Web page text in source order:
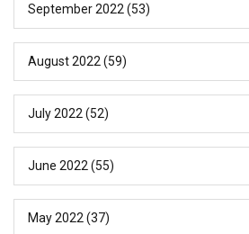
September 2022 (53)
August 2022 (59)
July 2022 (52)
June 2022 (55)
May 2022 (37)